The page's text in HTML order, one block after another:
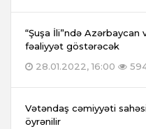
“Şuşa İli”ndə
fəaliyyət göstərəcək
28.01.2022, 16:00
Vətəndaş cəmiyyəti
öyrənilir